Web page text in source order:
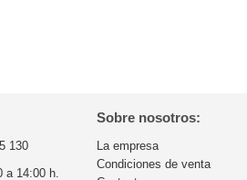
130
a 14:00 h.
Sobre nosotros:
La empresa
Condiciones de venta